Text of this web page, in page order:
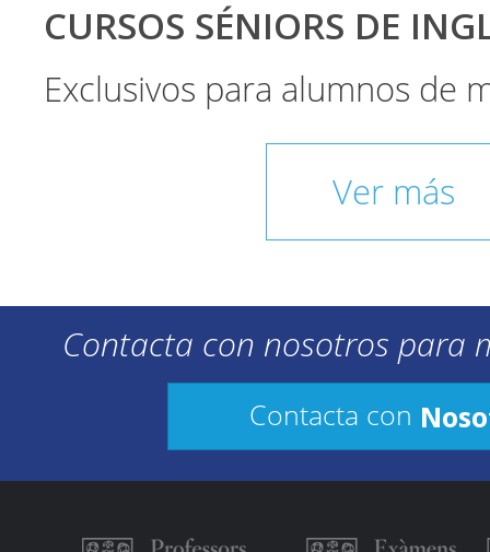
CURSOS SÉNIORS DE
Exclusivos para alumnos de
Ver más
Contacta con nosotros para
Contacta con